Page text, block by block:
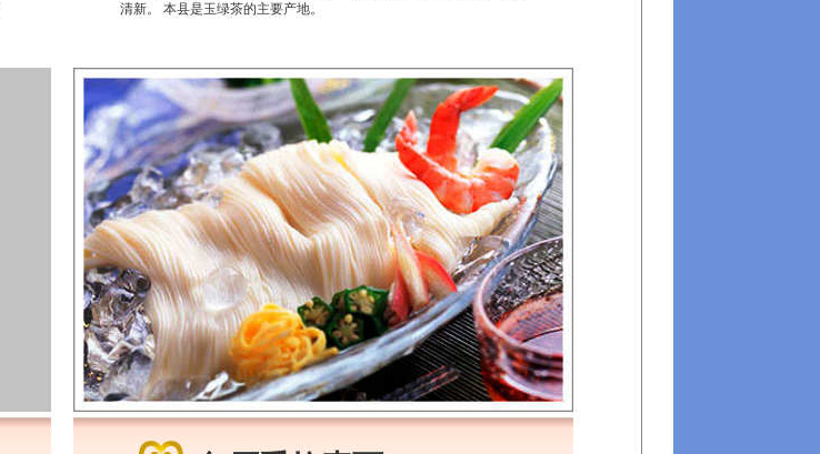
清新。 本县是玉绿茶的主要产地。